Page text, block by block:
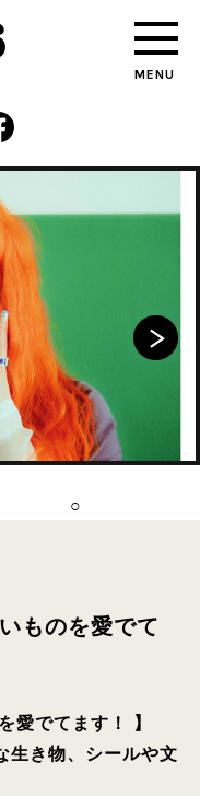
MENU
ものを愛でて
愛でてます！ 】
生き物、シールや文